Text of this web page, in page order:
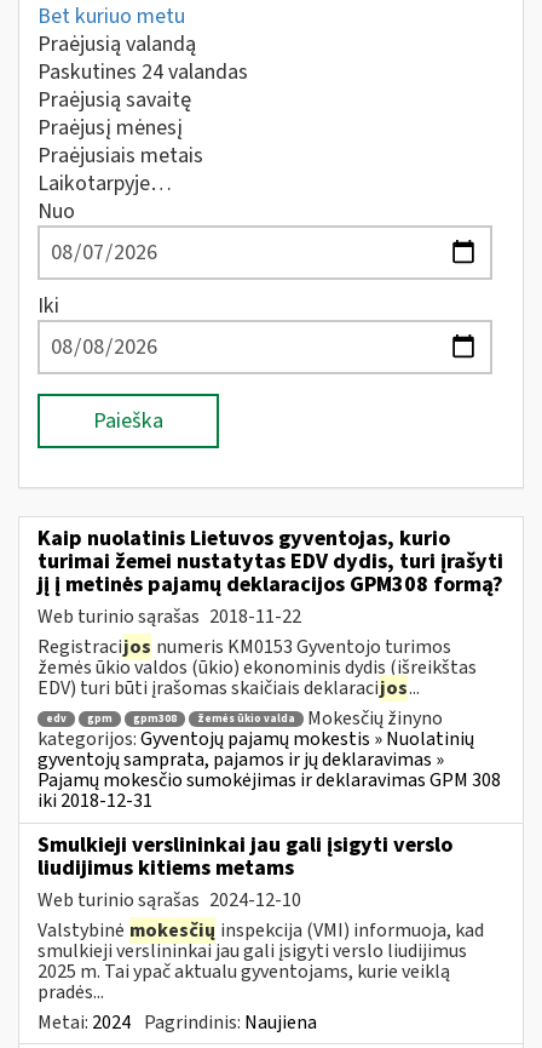
Bet kuriuo metu
Praėjusią valandą
Paskutines 24 valandas
Praėjusią savaitę
Praėjusį mėnesį
Praėjusiais metais
Laikotarpyje…
Nuo
Iki
Paieška
Kaip nuolatinis Lietuvos gyventojas, kurio
turimai žemei nustatytas EDV dydis, turi įrašyti
jį į metinės pajamų deklaracijos GPM308 formą?
Web turinio sąrašas 2018-11-22
Registracijos numeris KM0153 Gyventojo turimos
žemės ūkio valdos (ūkio) ekonominis dydis (išreikštas
EDV) turi būti įrašomas skaičiais deklaracijos...
edv gpm gpm308 žemės ūkio valda
Mokesčių žinyno
kategorijos:Gyventojų pajamų mokestis » Nuolatinių
gyventojų samprata, pajamos ir jų deklaravimas »
Pajamų mokesčio sumokėjimas ir deklaravimas GPM 308
iki 2018-12-31
Smulkieji verslininkai jau gali įsigyti verslo
liudijimus kitiems metams
Web turinio sąrašas 2024-12-10
Valstybinė mokesčių inspekcija (VMI) informuoja, kad
smulkieji verslininkai jau gali įsigyti verslo liudijimus
2025 m. Tai ypač aktualu gyventojams, kurie veiklą
pradės...
Metai: 2024 Pagrindinis: Naujiena